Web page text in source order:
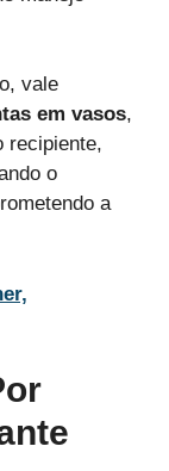
vale
em vasos,
recipiente,
o
a